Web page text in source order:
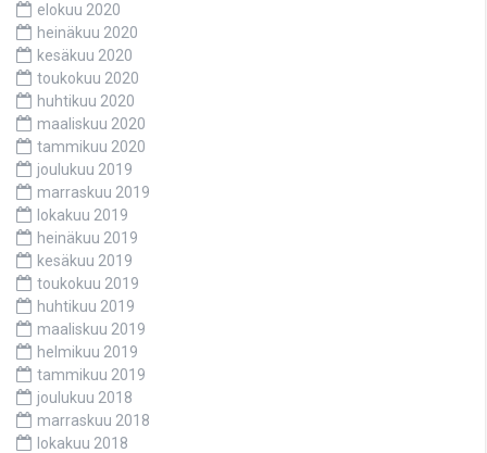
elokuu 2020
heinäkuu 2020
kesäkuu 2020
toukokuu 2020
huhtikuu 2020
maaliskuu 2020
tammikuu 2020
joulukuu 2019
marraskuu 2019
lokakuu 2019
heinäkuu 2019
kesäkuu 2019
toukokuu 2019
huhtikuu 2019
maaliskuu 2019
helmikuu 2019
tammikuu 2019
joulukuu 2018
marraskuu 2018
lokakuu 2018